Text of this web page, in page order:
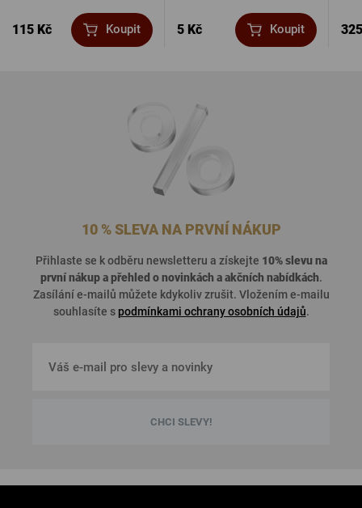
115 Kč Koupit 5 Kč Koupit
10 % SLEVA NA PRVNÍ NÁKUP
Přihlaste se k odběru newsletteru a získejte 10% slevu na
první nákup a přehled o novinkách a akčních nabídkách.
Zasílání e-mailů můžete kdykoliv zrušit. Vložením e-mailu
souhlasíte s podmínkami ochrany osobních údajů.
CHCI SLEVY!